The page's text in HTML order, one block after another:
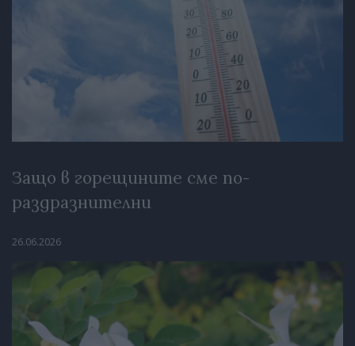
Защо в горещините сме по-
раздразнителни
26.06.2026